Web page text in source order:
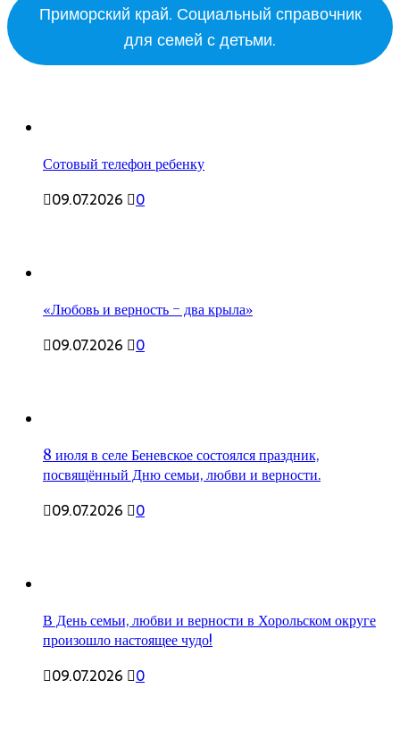
Приморский край. Социальный справочник
для семей с детьми.
Сотовый телефон ребенку
09.07.2026 0
«Любовь и верность – два крыла»
09.07.2026 0
8 июля в селе Беневское состоялся праздник,
посвящённый Дню семьи, любви и верности.
09.07.2026 0
В День семьи, любви и верности в Хорольском округе
произошло настоящее чудо!
09.07.2026 0